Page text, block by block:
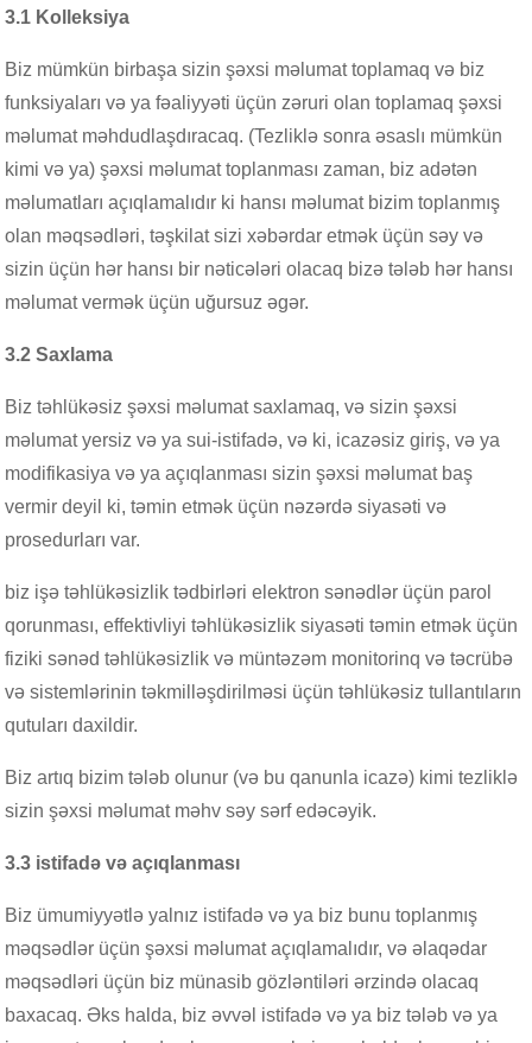
3.1 Kolleksiya
Biz mümkün birbaşa sizin şəxsi məlumat toplamaq və biz
funksiyaları və ya fəaliyyəti üçün zəruri olan toplamaq şəxsi
məlumat məhdudlaşdıracaq. (Tezliklə sonra əsaslı mümkün
kimi və ya) şəxsi məlumat toplanması zaman, biz adətən
məlumatları açıqlamalıdır ki hansı məlumat bizim toplanmış
olan məqsədləri, təşkilat sizi xəbərdar etmək üçün səy və
sizin üçün hər hansı bir nəticələri olacaq bizə tələb hər hansı
məlumat vermək üçün uğursuz əgər.
3.2 Saxlama
Biz təhlükəsiz şəxsi məlumat saxlamaq, və sizin şəxsi
məlumat yersiz və ya sui-istifadə, və ki, icazəsiz giriş, və ya
modifikasiya və ya açıqlanması sizin şəxsi məlumat baş
vermir deyil ki, təmin etmək üçün nəzərdə siyasəti və
prosedurları var.
biz işə təhlükəsizlik tədbirləri elektron sənədlər üçün parol
qorunması, effektivliyi təhlükəsizlik siyasəti təmin etmək üçün
fiziki sənəd təhlükəsizlik və müntəzəm monitorinq və təcrübə
və sistemlərinin təkmilləşdirilməsi üçün təhlükəsiz tullantıların
qutuları daxildir.
Biz artıq bizim tələb olunur (və bu qanunla icazə) kimi tezliklə
sizin şəxsi məlumat məhv səy sərf edəcəyik.
3.3 istifadə və açıqlanması
Biz ümumiyyətlə yalnız istifadə və ya biz bunu toplanmış
məqsədlər üçün şəxsi məlumat açıqlamalıdır, və əlaqədar
məqsədləri üçün biz münasib gözləntiləri ərzində olacaq
baxacaq. Əks halda, biz əvvəl istifadə və ya biz tələb və ya